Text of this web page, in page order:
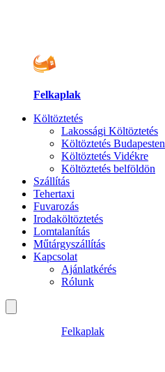
Felkaplak
Költöztetés
Lakossági Költöztetés
Költöztetés Budapesten
Költöztetés Vidékre
Költöztetés belföldön
Szállítás
Tehertaxi
Fuvarozás
Irodaköltöztetés
Lomtalanítás
Műtárgyszállítás
Kapcsolat
Ajánlatkérés
Rólunk
Felkaplak